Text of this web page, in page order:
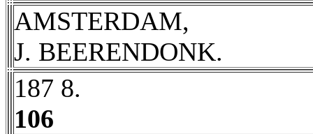
AMSTERDAM,
J. BEERENDONK.
187 8.
106